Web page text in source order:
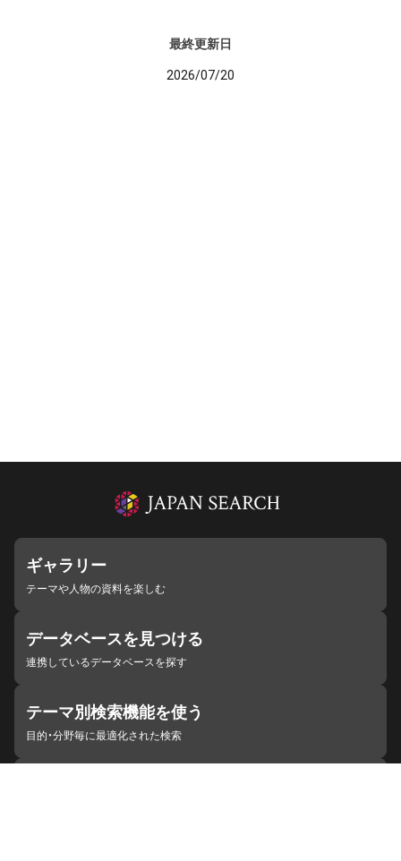
最終更新日
2026/07/20
ギャラリー
テーマや人物の資料を楽しむ
データベースを見つける
連携しているデータベースを探す
テーマ別検索機能を使う
目的・分野毎に最適化された検索